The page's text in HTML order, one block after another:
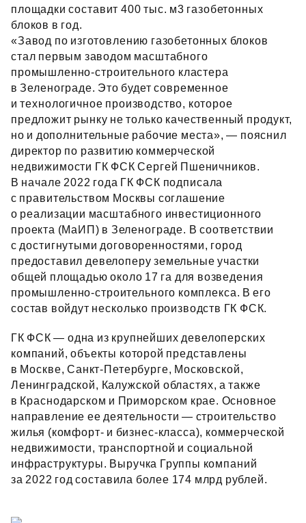
площадки составит 400 тыс. м3 газобетонных
блоков в год.
«Завод по изготовлению газобетонных блоков
стал первым заводом масштабного
промышленно‑строительного кластера
в Зеленограде. Это будет современное
и технологичное производство, которое
предложит рынку не только качественный продукт,
но и дополнительные рабочие места», — пояснил
директор по развитию коммерческой
недвижимости ГК ФСК Сергей Пшеничников.
В начале 2022 года ГК ФСК подписала
с правительством Москвы соглашение
о реализации масштабного инвестиционного
проекта (МаИП) в Зеленограде. В соответствии
с достигнутыми договоренностями, город
предоставил девелоперу земельные участки
общей площадью около 17 га для возведения
промышленно‑строительного комплекса. В его
состав войдут несколько производств ГК ФСК.
ГК ФСК — одна из крупнейших девелоперских
компаний, объекты которой представлены
в Москве, Санкт‑Петербурге, Московской,
Ленинградской, Калужской областях, а также
в Краснодарском и Приморском крае. Основное
направление ее деятельности — строительство
жилья (комфорт- и бизнес‑класса), коммерческой
недвижимости, транспортной и социальной
инфраструктуры. Выручка Группы компаний
за 2022 год составила более 174 млрд рублей.